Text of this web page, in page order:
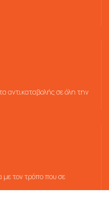
αντικαταβολής σε όλη την
τον τρόπο που σε